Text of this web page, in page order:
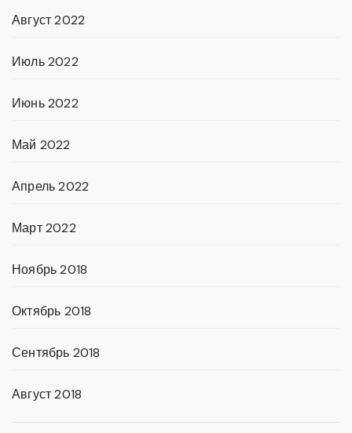
Август 2022
Июль 2022
Июнь 2022
Май 2022
Апрель 2022
Март 2022
Ноябрь 2018
Октябрь 2018
Сентябрь 2018
Август 2018